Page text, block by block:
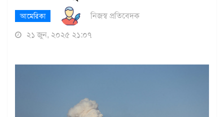
আমেরিকা
নিজস্ব প্রতিবেদক
২১ জুন, ২০২৫ ২১:০৭